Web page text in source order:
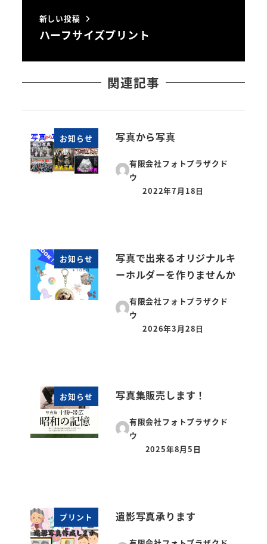
新しい投稿
ハーフサイズプリント
関連記事
お知らせ 写真から写真
有限会社フォトプラザクド
ウ
投稿日
2022年7月18日
お知らせ
写真で出来るオリジナルキ
ーホルダーを作りませんか
有限会社フォトプラザクド
ウ
投稿日
2026年3月28日
お知らせ 写真集販売します！
有限会社フォトプラザクド
ウ
投稿日
2025年8月5日
プリント 遺影写真承ります